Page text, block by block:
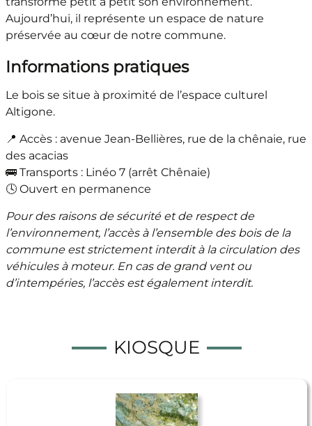
Aujourd’hui, il représente un espace de nature
préservée au cœur de notre commune.
Informations pratiques
Le bois se situe à proximité de l’espace culturel
Altigone.
📍 Accès : avenue Jean-Bellières, rue de la chênaie, rue
des acacias
🚌 Transports : Linéo 7 (arrêt Chênaie)
🕓 Ouvert en permanence
Pour des raisons de sécurité et de respect de
l’environnement, l’accès à l’ensemble des bois de la
commune est strictement interdit à la circulation des
véhicules à moteur. En cas de grand vent ou
d’intempéries, l’accès est également interdit.
KIOSQUE